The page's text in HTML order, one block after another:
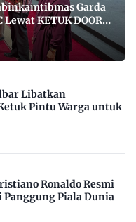
Garda
KETUK DOORS
Libatkan
Pintu Warga untuk
Ronaldo Resmi
Piala Dunia